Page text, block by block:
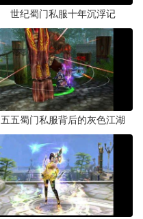
世纪蜀门私服十年沉浮记
五五蜀门私服背后的灰色江湖